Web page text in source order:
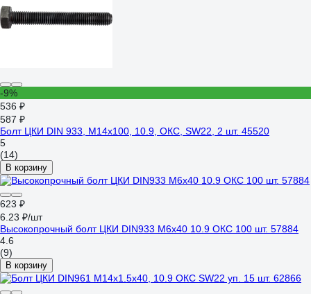
-9%
536 ₽
587 ₽
Болт ЦКИ DIN 933, М14x100, 10.9, ОКС, SW22, 2 шт. 45520
5
(14)
В корзину
623 ₽
6.23 ₽/шт
Высокопрочный болт ЦКИ DIN933 М6х40 10.9 ОКС 100 шт. 57884
4.6
(9)
В корзину